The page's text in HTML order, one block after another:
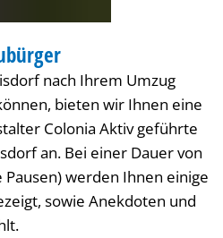
nach Ihrem Umzug
bieten wir Ihnen eine
Colonia Aktiv geführte
an. Bei einer Dauer von
Pausen) werden Ihnen einige
sowie Anekdoten und